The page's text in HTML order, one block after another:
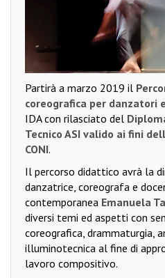
Partirà a marzo 2019 il
coreografica per danzatori
IDA con rilasciato del
Tecnico ASI valido ai fini
CONI.
Il percorso didattico avrà la
danzatrice, coreografa e
contemporanea Emanuela
diversi temi ed aspetti con
coreografica, drammaturgia,
illuminotecnica al fine di
lavoro compositivo.